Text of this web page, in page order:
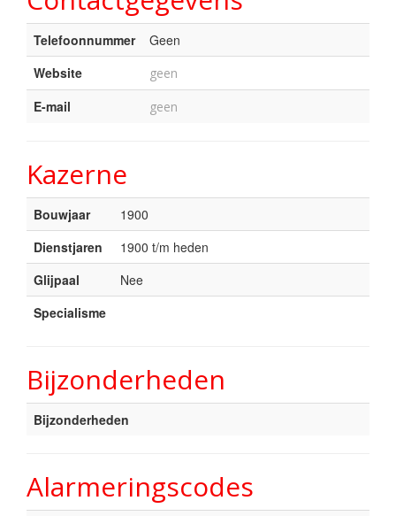
Telefoonnummer
Geen
Website
geen
E-mail geen
Kazerne
Bouwjaar
1900
Dienstjaren
1900 t/m heden
Glijpaal
Nee
Specialisme
Bijzonderheden
Bijzonderheden
Alarmeringscodes